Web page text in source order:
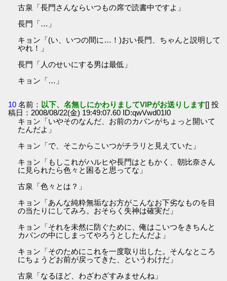
古泉「長門さんならいつもの席で読書中ですよ」
長門「…」
キョン「(い、いつの間に…！)おい長門、ちゃんと説明して
やれ！」
長門「人のせいにする男は最低」
キョン「…」
10 名前： 以下、名無しにかわりましてVIPがお送りします[] 投
稿日：2008/08/22(金) 19:49:07.60 ID:qwVwd01I0
キョン「いやそのなんだ、お前のカバンがちょっと開いて
たんだよ」
キョン「で、そこからこいつがチラリと見えていた」
キョン「もしこれがハルヒや長門はともかく、朝比奈さん
に見られたら色々と困ると思ってな」
古泉「色々とは？」
キョン「あんな純粋無垢なお方がこんなお下劣なものを目
の当たりにしてみろ。おそらく失神は確実だ」
キョン「それを未然に防ぐために、俺はこいつをきちんと
カバンの中にしまってやろうとしたんだよ」
キョン「そのためにこれを一度取り出した。そんなところ
にちょうどお前が戻ってきた、というわけだ」
古泉「なるほど、わざわざすみませんね」